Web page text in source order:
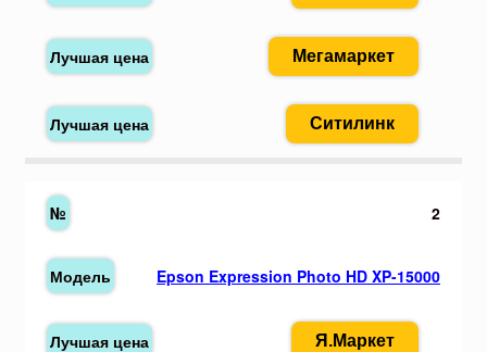
Мегамаркет
Ситилинк
2
Epson Expression Photo HD XP-15000
Я.Маркет